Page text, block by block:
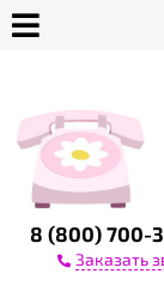
магазине
Доставка
8 (800) 700-
Заказать